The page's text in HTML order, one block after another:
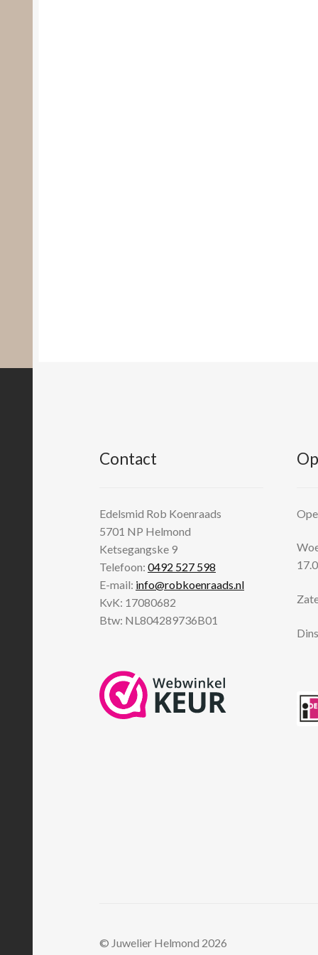
Contact
Edelsmid Rob Koenraads
5701 NP Helmond
Ketsegangske 9
Telefoon:0492 527 598
E-mail: info@robkoenraads.nl
KvK: 17080682
Btw: NL804289736B01
© Juwelier Helmond 2026